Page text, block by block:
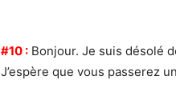
#10 : Bonjour. Je suis désolé
J’espère que vous passerez